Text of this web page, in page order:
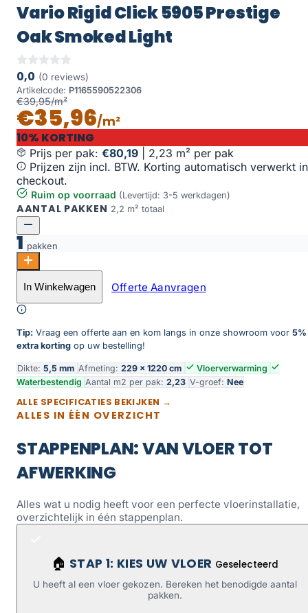
Vario Rigid Click 5905 Prestige
Oak Smoked Light
0,0 (0 reviews)
Artikelcode: P1165590522306
€39,95/m²
€35,96/m²
10% KORTING
Prijs per pak: €80,19
2,23 m² per pak
Prijzen zijn incl. BTW. Korting automatisch verwerkt in
checkout.
Ruim op voorraad (Levertijd: 3-5 werkdagen)
AANTAL PAKKEN 2,2 m² totaal
1 pakken
Vario Rigid Click 5905 Prestige Oak Smoked Light
Toevoegen aan winkelwagen
In Winkelwagen Offerte Aanvragen
Tip: Vraag een offerte aan en kom langs in onze showroom voor 5%
extra korting op uw bestelling!
Dikte: 5,5 mm Afmeting: 229 × 1220 cm
Vloerverwarming
Waterbestendig Aantal m2 per pak: 2,23 V-groef: Nee
ALLE SPECIFICATIES BEKIJKEN →
ALLES IN ÉÉN OVERZICHT
STAPPENPLAN: VAN VLOER TOT
AFWERKING
Alles wat u nodig heeft voor een perfecte vloerinstallatie,
overzichtelijk in één stappenplan.
🏠 STAP 1: KIES UW VLOER Geselecteerd
U heeft al een vloer gekozen. Bereken het benodigde aantal
pakken.